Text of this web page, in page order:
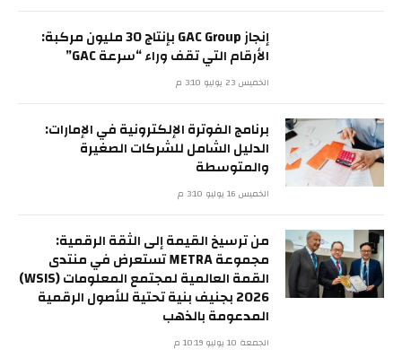
إنجاز GAC Group بإنتاج 30 مليون مركبة:
الأرقام التي تقف وراء “سرعة GAC”
الخميس 23 يوليو 3:10 م
برنامج الفوترة الإلكترونية في الإمارات:
الدليل الشامل للشركات الصغيرة
والمتوسطة
الخميس 16 يوليو 3:10 م
من ترسيخ القيمة إلى الثقة الرقمية:
مجموعة METRA تستعرض في منتدى
القمة العالمية لمجتمع المعلومات (WSIS)
2026 بجنيف بنية تحتية للأصول الرقمية
المدعومة بالذهب
الجمعة 10 يوليو 10:19 م